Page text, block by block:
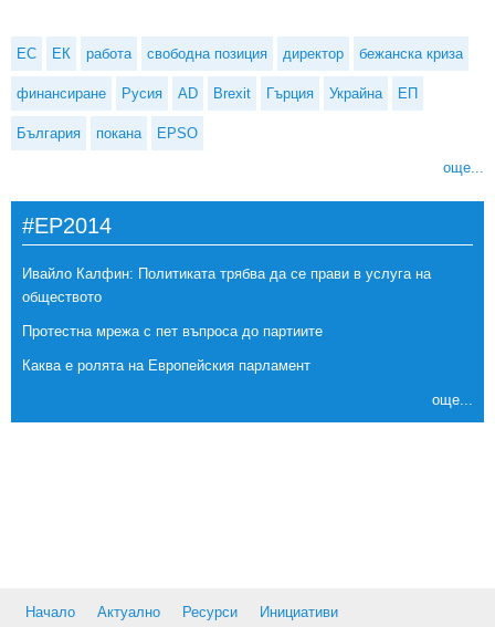
ЕС ЕК работа свободна позиция директор бежанска криза
финансиране Русия AD Brexit Гърция Украйна ЕП
България покана EPSO
още...
#EP2014
Ивайло Калфин: Политиката трябва да се прави в услуга на
обществото
Протестна мрежа с пет въпроса до партиите
Каква е ролята на Европейския парламент
още...
Начало Актуално Ресурси
Инициативи